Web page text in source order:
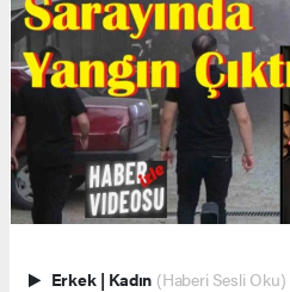
Erkek | Kadın (Haberi Sesli Oku)